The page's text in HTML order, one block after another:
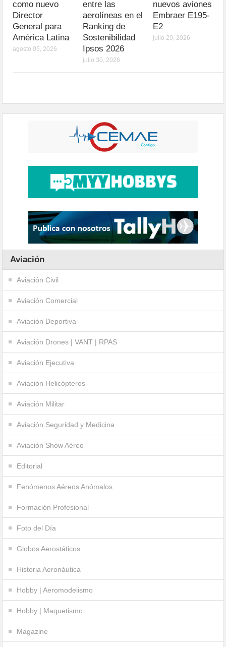
como nuevo
Director
General para
América Latina
agosto 05, 2026
entre las
aerolíneas en el
Ranking de
Sostenibilidad
Ipsos 2026
julio 30, 2026
nuevos aviones
Embraer E195-
E2
julio 29, 2026
Aviación
Aviación Civil
Aviación Comercial
Aviación Deportiva
Aviación Drones | VANT | RPAS
Aviación Ejecutiva
Aviación Helicópteros
Aviación Militar
Aviación Seguridad y Medicina
Aviación Show Aéreo
Editorial
Fenómenos Aéreos Anómalos
Formación Profesional
Foto del Día
Globos Aerostáticos
Historia Aeronáutica
Hobby | Aeromodelismo
Hobby | Maquetismo
Magazine